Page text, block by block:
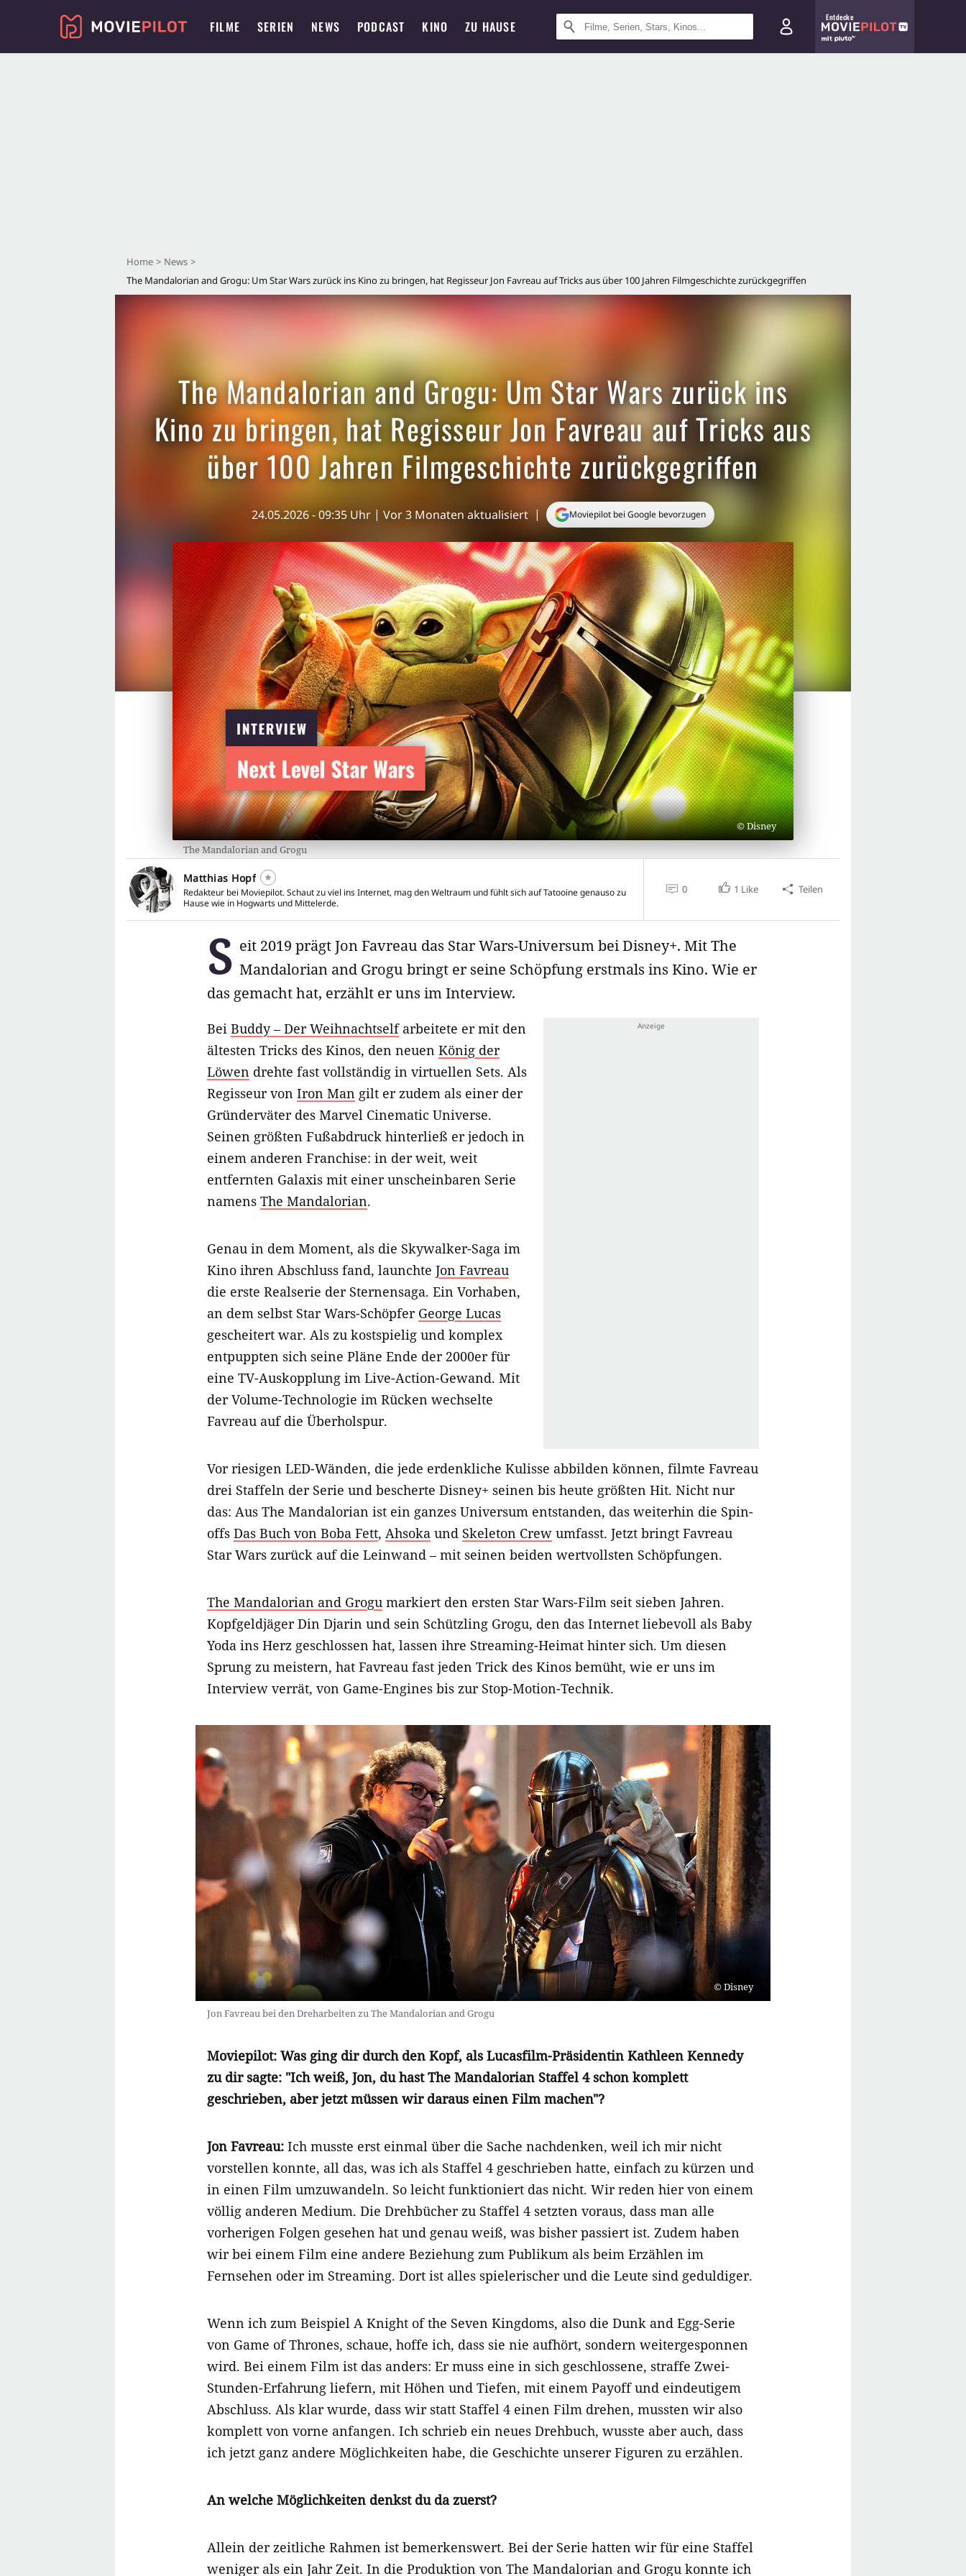
FILME SERIEN NEWS PODCAST KINO ZU HAUSE
Entdecke
Home
News
The Mandalorian and Grogu: Um Star Wars zurück ins Kino zu bringen, hat Regisseur Jon Favreau auf Tricks aus über 100 Jahren Filmgeschichte zurückgegriffen
The Mandalorian and Grogu: Um Star Wars zurück ins
Kino zu bringen, hat Regisseur Jon Favreau auf Tricks aus
über 100 Jahren Filmgeschichte zurückgegriffen
24.05.2026 - 09:35 Uhr Vor 3 Monaten aktualisiert Moviepilot bei Google bevorzugen
Disney
The Mandalorian and Grogu
Matthias Hopf
Redakteur bei Moviepilot. Schaut zu viel ins Internet, mag den Weltraum und fühlt sich auf Tatooine genauso zu
Hause wie in Hogwarts und Mittelerde.
0 1 Like Teilen
S eit 2019 prägt Jon Favreau das Star Wars-Universum bei Disney+. Mit The
Mandalorian and Grogu bringt er seine Schöpfung erstmals ins Kino. Wie er
das gemacht hat, erzählt er uns im Interview.
Bei Buddy – Der Weihnachtselfarbeitete er mit den
ältesten Tricks des Kinos, den neuen König der
Löwen drehte fast vollständig in virtuellen Sets. Als
Regisseur von Iron Man gilt er zudem als einer der
Gründerväter des Marvel Cinematic Universe.
Seinen größten Fußabdruck hinterließ er jedoch in
einem anderen Franchise: in der weit, weit
entfernten Galaxis mit einer unscheinbaren Serie
namens The Mandalorian.
Genau in dem Moment, als die Skywalker-Saga im
Kino ihren Abschluss fand, launchte Jon Favreau
die erste Realserie der Sternensaga. Ein Vorhaben,
an dem selbst Star Wars-Schöpfer George Lucas
gescheitert war. Als zu kostspielig und komplex
entpuppten sich seine Pläne Ende der 2000er für
eine TV-Auskopplung im Live-Action-Gewand. Mit
der Volume-Technologie im Rücken wechselte
Favreau auf die Überholspur.
Vor riesigen LED-Wänden, die jede erdenkliche Kulisse abbilden können, filmte Favreau
drei Staffeln der Serie und bescherte Disney+ seinen bis heute größten Hit. Nicht nur
das: Aus The Mandalorian ist ein ganzes Universum entstanden, das weiterhin die Spin-
offs Das Buch von Boba Fett, Ahsoka und Skeleton Crew umfasst. Jetzt bringt Favreau
Star Wars zurück auf die Leinwand – mit seinen beiden wertvollsten Schöpfungen.
The Mandalorian and Grogu markiert den ersten Star Wars-Film seit sieben Jahren.
Kopfgeldjäger Din Djarin und sein Schützling Grogu, den das Internet liebevoll als Baby
Yoda ins Herz geschlossen hat, lassen ihre Streaming-Heimat hinter sich. Um diesen
Sprung zu meistern, hat Favreau fast jeden Trick des Kinos bemüht, wie er uns im
Interview verrät, von Game-Engines bis zur Stop-Motion-Technik.
Disney
Jon Favreau bei den Dreharbeiten zu The Mandalorian and Grogu
Moviepilot: Was ging dir durch den Kopf, als Lucasfilm-Präsidentin Kathleen Kennedy
zu dir sagte: "Ich weiß, Jon, du hast The Mandalorian Staffel 4 schon komplett
geschrieben, aber jetzt müssen wir daraus einen Film machen"?
Jon Favreau: Ich musste erst einmal über die Sache nachdenken, weil ich mir nicht
vorstellen konnte, all das, was ich als Staffel 4 geschrieben hatte, einfach zu kürzen und
in einen Film umzuwandeln. So leicht funktioniert das nicht. Wir reden hier von einem
völlig anderen Medium. Die Drehbücher zu Staffel 4 setzten voraus, dass man alle
vorherigen Folgen gesehen hat und genau weiß, was bisher passiert ist. Zudem haben
wir bei einem Film eine andere Beziehung zum Publikum als beim Erzählen im
Fernsehen oder im Streaming. Dort ist alles spielerischer und die Leute sind geduldiger.
Wenn ich zum Beispiel A Knight of the Seven Kingdoms, also die Dunk and Egg-Serie
von Game of Thrones, schaue, hoffe ich, dass sie nie aufhört, sondern weitergesponnen
wird. Bei einem Film ist das anders: Er muss eine in sich geschlossene, straffe Zwei-
Stunden-Erfahrung liefern, mit Höhen und Tiefen, mit einem Payoff und eindeutigem
Abschluss. Als klar wurde, dass wir statt Staffel 4 einen Film drehen, mussten wir also
komplett von vorne anfangen. Ich schrieb ein neues Drehbuch, wusste aber auch, dass
ich jetzt ganz andere Möglichkeiten habe, die Geschichte unserer Figuren zu erzählen.
An welche Möglichkeiten denkst du da zuerst?
Allein der zeitliche Rahmen ist bemerkenswert. Bei der Serie hatten wir für eine Staffel
weniger als ein Jahr Zeit. In die Produktion von The Mandalorian and Grogu konnte ich